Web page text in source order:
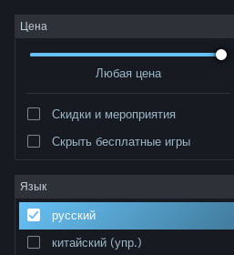
Войти
Сообщество
Информация
Поддержка
Цена
Любая цена
Скидки и мероприятия
Скрыть бесплатные игры
Язык
русский
китайский (упр.)
Издатель: Cool Computer Zone
Сортировать по